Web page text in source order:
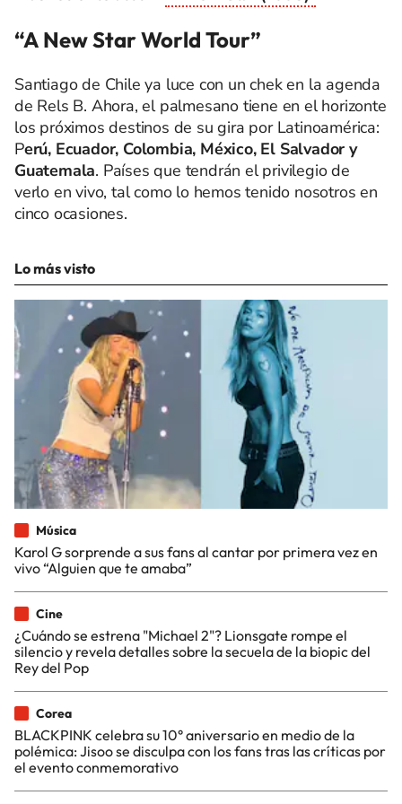
“A New Star World Tour”
Santiago de Chile ya luce con un chek en la agenda
de Rels B. Ahora, el palmesano tiene en el horizonte
los próximos destinos de su gira por Latinoamérica:
Perú, Ecuador, Colombia, México, El Salvador y
Guatemala. Países que tendrán el privilegio de
verlo en vivo, tal como lo hemos tenido nosotros en
cinco ocasiones.
Lo más visto
Música
Karol G sorprende a sus fans al cantar por primera vez en
vivo “Alguien que te amaba”
Cine
¿Cuándo se estrena "Michael 2"? Lionsgate rompe el
silencio y revela detalles sobre la secuela de la biopic del
Rey del Pop
Corea
BLACKPINK celebra su 10° aniversario en medio de la
polémica: Jisoo se disculpa con los fans tras las críticas por
el evento conmemorativo